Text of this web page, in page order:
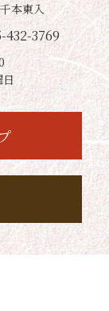
本東入
432-3769